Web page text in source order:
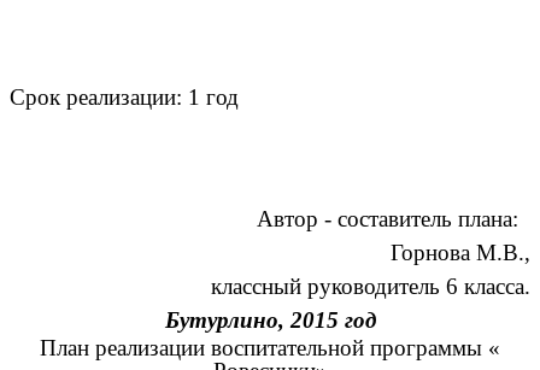
Срок реализации: 1 год
Автор - составитель плана:
Горнова М.В.,
классный руководитель 6 класса.
Бутурлино, 2015 год
План реализации воспитательной программы «